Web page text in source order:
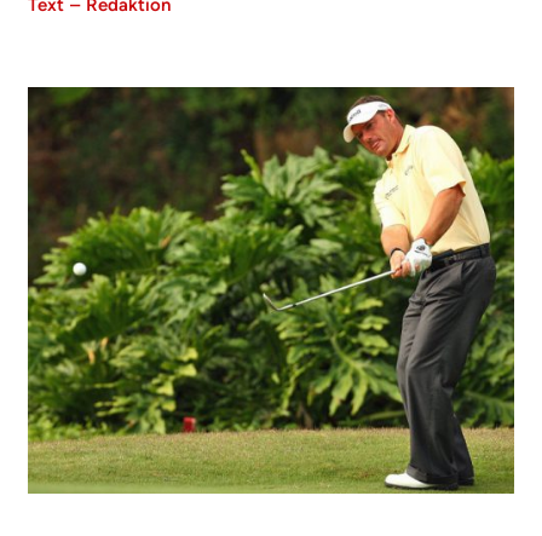
Text – Redaktion